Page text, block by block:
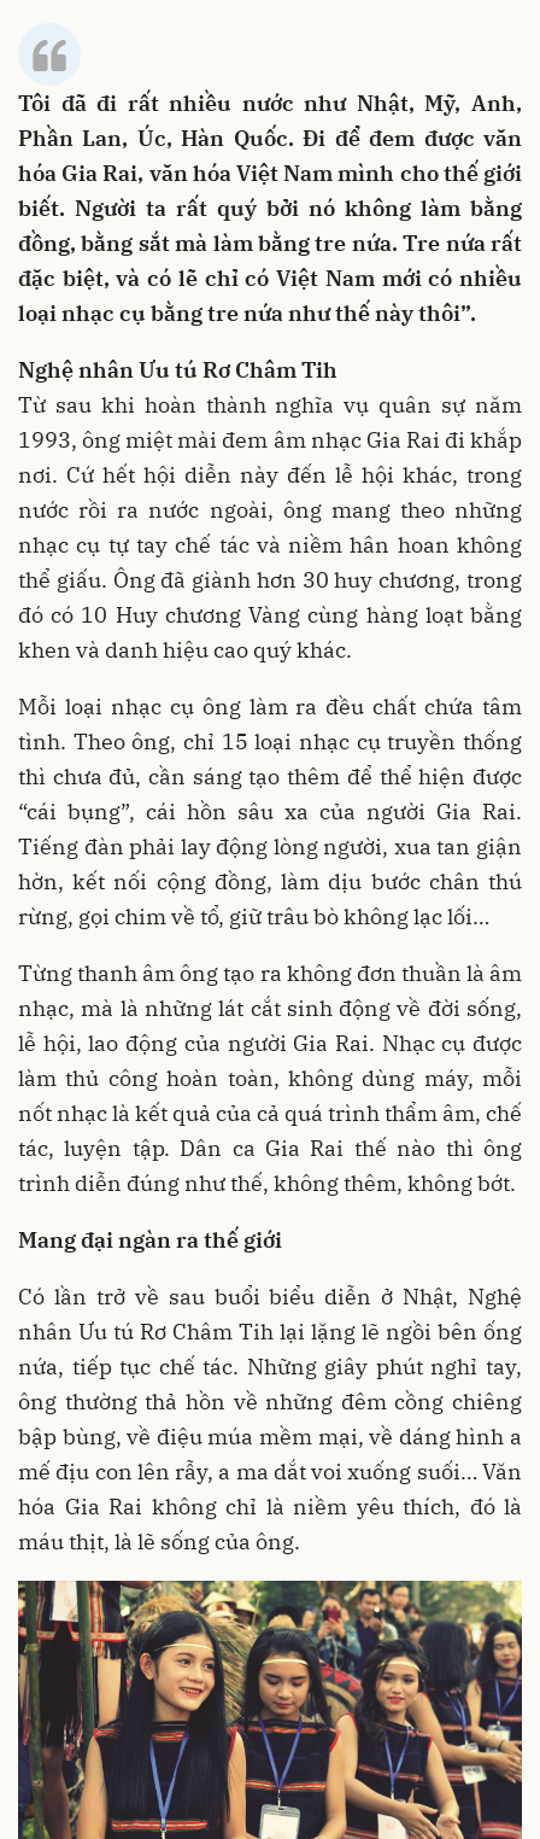
Tôi đã đi rất nhiều nước như Nhật, Mỹ, Anh,
Phần Lan, Úc, Hàn Quốc. Đi để đem được văn
hóa Gia Rai, văn hóa Việt Nam mình cho thế giới
biết. Người ta rất quý bởi nó không làm bằng
đồng, bằng sắt mà làm bằng tre nứa. Tre nứa rất
đặc biệt, và có lẽ chỉ có Việt Nam mới có nhiều
loại nhạc cụ bằng tre nứa như thế này thôi”.
Nghệ nhân Ưu tú Rơ Châm Tih
Từ sau khi hoàn thành nghĩa vụ quân sự năm
1993, ông miệt mài đem âm nhạc Gia Rai đi khắp
nơi. Cứ hết hội diễn này đến lễ hội khác, trong
nước rồi ra nước ngoài, ông mang theo những
nhạc cụ tự tay chế tác và niềm hân hoan không
thể giấu. Ông đã giành hơn 30 huy chương, trong
đó có 10 Huy chương Vàng cùng hàng loạt bằng
khen và danh hiệu cao quý khác.
Mỗi loại nhạc cụ ông làm ra đều chất chứa tâm
tình. Theo ông, chỉ 15 loại nhạc cụ truyền thống
thì chưa đủ, cần sáng tạo thêm để thể hiện được
“cái bụng”, cái hồn sâu xa của người Gia Rai.
Tiếng đàn phải lay động lòng người, xua tan giận
hờn, kết nối cộng đồng, làm dịu bước chân thú
rừng, gọi chim về tổ, giữ trâu bò không lạc lối…
Từng thanh âm ông tạo ra không đơn thuần là âm
nhạc, mà là những lát cắt sinh động về đời sống,
lễ hội, lao động của người Gia Rai. Nhạc cụ được
làm thủ công hoàn toàn, không dùng máy, mỗi
nốt nhạc là kết quả của cả quá trình thẩm âm, chế
tác, luyện tập. Dân ca Gia Rai thế nào thì ông
trình diễn đúng như thế, không thêm, không bớt.
Mang đại ngàn ra thế giới
Có lần trở về sau buổi biểu diễn ở Nhật, Nghệ
nhân Ưu tú Rơ Châm Tih lại lặng lẽ ngồi bên ống
nứa, tiếp tục chế tác. Những giây phút nghỉ tay,
ông thường thả hồn về những đêm cồng chiêng
bập bùng, về điệu múa mềm mại, về dáng hình a
mế địu con lên rẫy, a ma dắt voi xuống suối… Văn
hóa Gia Rai không chỉ là niềm yêu thích, đó là
máu thịt, là lẽ sống của ông.